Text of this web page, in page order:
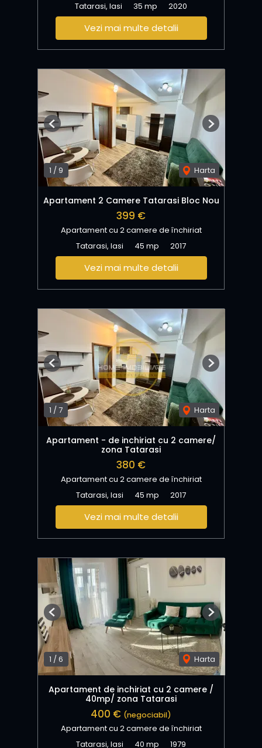
Tatarasi, Iasi
35 mp 2020
Vezi mai multe detalii
1 / 9 Harta
Previous Next
Apartament 2 Camere Tatarasi Bloc Nou
399 €
Apartament cu 2 camere de închiriat
Tatarasi, Iasi
45 mp 2017
Vezi mai multe detalii
1 /7 Harta
Previous Next
Apartament - de inchiriat cu 2 camere/
zona Tatarasi
380 €
Apartament cu 2 camere de închiriat
Tatarasi, Iasi
45 mp 2017
Vezi mai multe detalii
1 /6 Harta
Previous Next
Apartament de inchiriat cu 2 camere /
40mp/ zona Tatarasi
400 € (negociabil)
Apartament cu 2 camere de închiriat
Tatarasi, Iasi
40 mp 1979